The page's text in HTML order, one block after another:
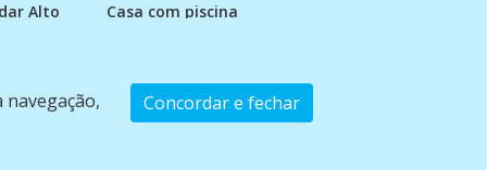
Concordar e fechar
Alto Casa com piscina